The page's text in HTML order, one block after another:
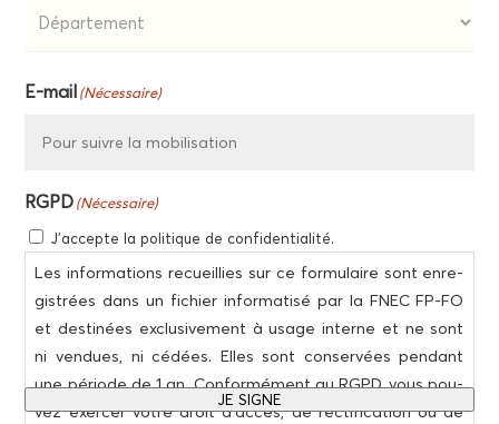
te­
E‑mail(Néces­saire)
RGPD(Néces­saire)
J’accepte la poli­tique de confidentialité.
Les infor­ma­tions recueillies sur ce for­mu­laire sont enre­
gis­trées dans un fichier infor­ma­ti­sé par la FNEC FP-FO
et des­ti­nées exclu­si­ve­ment à usage interne et ne sont
ni ven­dues, ni cédées. Elles sont conser­vées pen­dant
une période de 1 an. Confor­mé­ment au RGPD, vous pou­
vez exer­cer votre droit d’accès, de rec­ti­fi­ca­tion ou de
JE SIGNE